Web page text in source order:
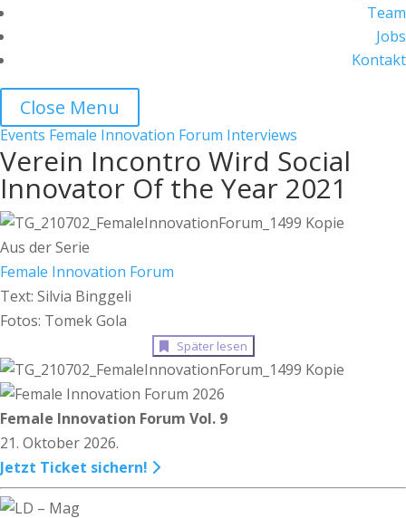
Team
Jobs
Kontakt
Close Menu
Events Female Innovation Forum Interviews
Verein Incontro Wird Social
Innovator Of the Year 2021
Aus der Serie
Female Innovation Forum
Text: Silvia Binggeli
Fotos: Tomek Gola
Später lesen
Female Innovation Forum Vol. 9
21. Oktober 2026.
Jetzt Ticket sichern!